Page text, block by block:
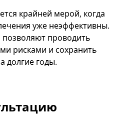
крайней мерой, когда
уже неэффективны.
проводить
рисками и сохранить
долгие годы.